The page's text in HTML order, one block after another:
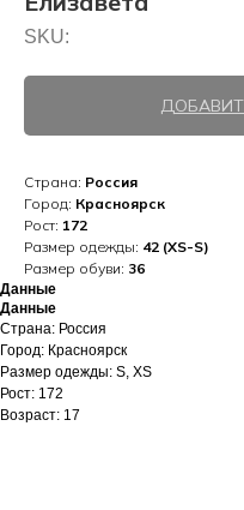
SKU:
Страна: Россия
Город: Красноярск
Рост: 172
Размер одежды: 42 (XS-S)
Размер обуви: 36
Данные
Данные
Страна: Россия
Город: Красноярск
Размер одежды: S, XS
Рост: 172
Возраст: 17